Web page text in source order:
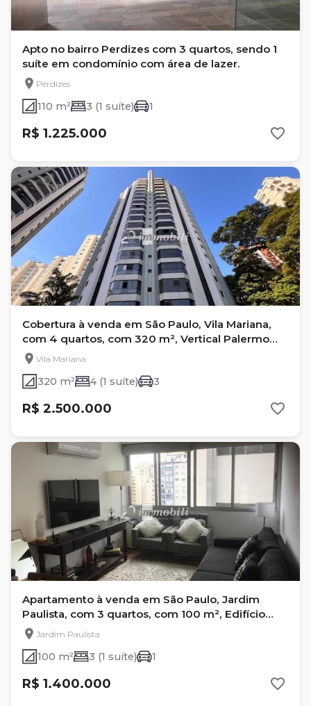
Apto no bairro Perdizes com 3 quartos, sendo 1
suíte em condomínio com área de lazer.
Perdizes
110 m² 3 (1 suíte) 1
R$ 1.225.000
Cobertura à venda em São Paulo, Vila Mariana,
com 4 quartos, com 320 m², Vertical Palermo
Marsala
Vila Mariana
320 m² 4 (1 suíte) 3
R$ 2.500.000
Apartamento à venda em São Paulo, Jardim
Paulista, com 3 quartos, com 100 m², Edifício
Bob Kennedy
Jardim Paulista
100 m² 3 (1 suíte) 1
R$ 1.400.000